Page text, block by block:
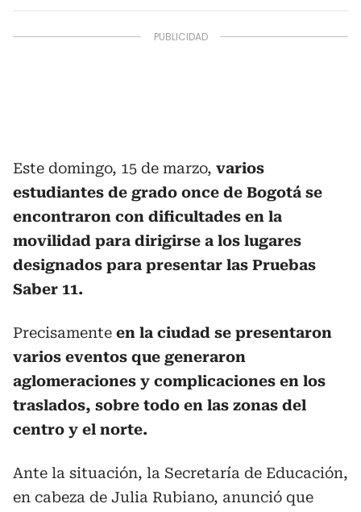
Este domingo, 15 de marzo, varios
estudiantes de grado once de Bogotá se
encontraron con dificultades en la
movilidad para dirigirse a los lugares
designados para presentar las Pruebas
Saber 11.
Precisamente en la ciudad se presentaron
varios eventos que generaron
aglomeraciones y complicaciones en los
traslados, sobre todo en las zonas del
centro y el norte.
Ante la situación, la Secretaría de Educación,
en cabeza de Julia Rubiano, anunció que